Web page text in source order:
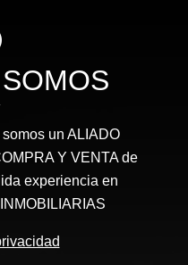
un ALIADO
Y VENTA de
experiencia en